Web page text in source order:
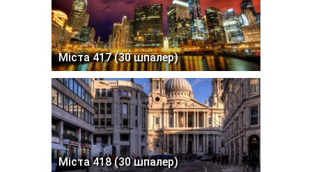
Міста 417 (30 шпалер)
Міста 418 (30 шпалер)